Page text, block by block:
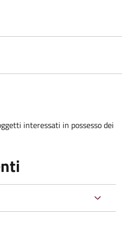
interessati in possesso dei